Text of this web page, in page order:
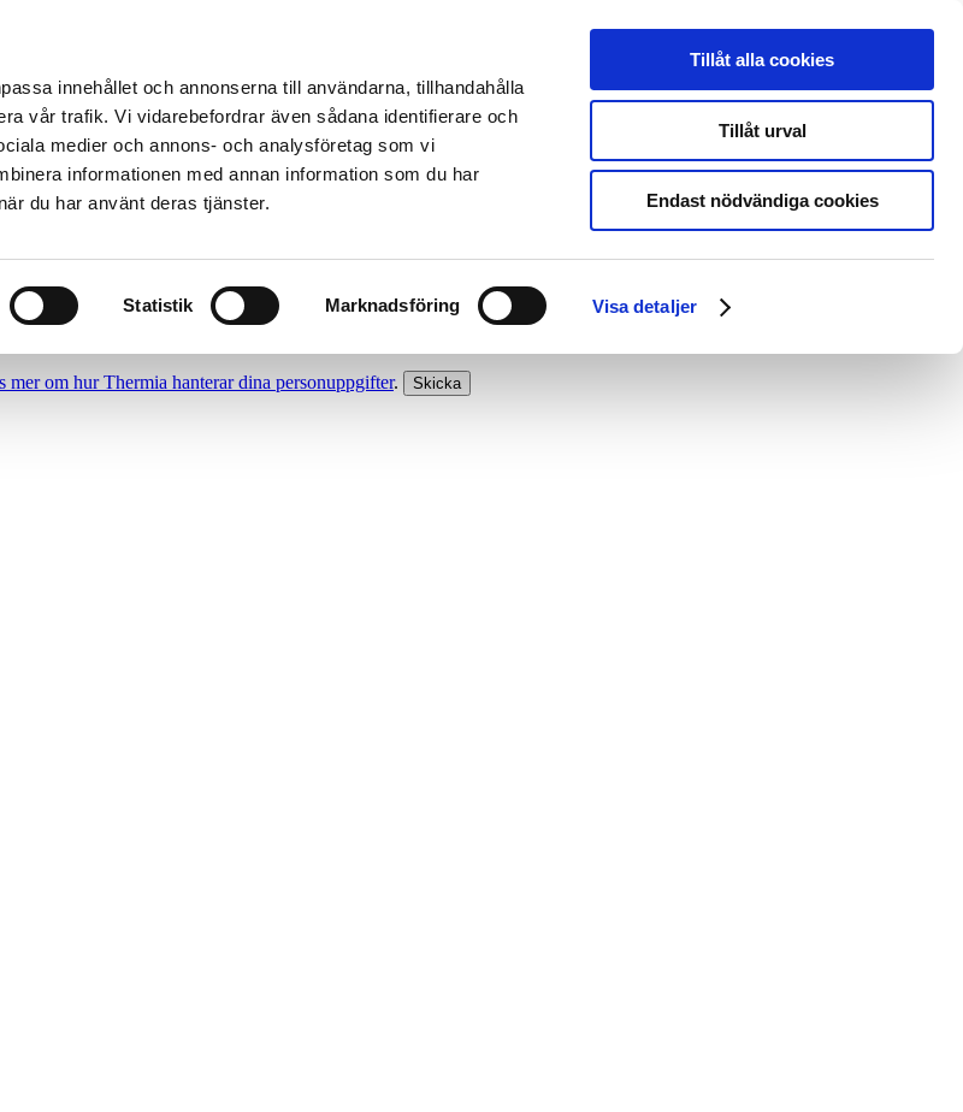
innehållet och annonserna till användarna, tillhandahålla
vår trafik. Vi vidarebefordrar även sådana identifierare och
medier och annons- och analysföretag som vi
informationen med annan information som du har
du har använt deras tjänster.
Statistik Marknadsföring Visa detaljer
Tillåt alla cookies
Tillåt urval
Endast nödvändiga cookies
mer om hur Thermia hanterar dina personuppgifter.